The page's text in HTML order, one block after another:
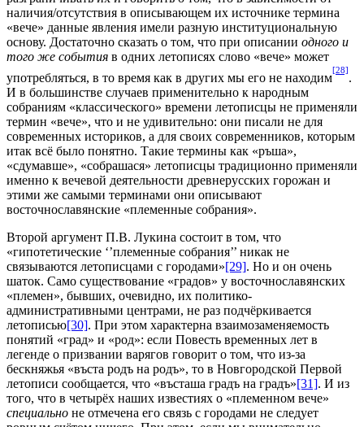
наличия/отсутствия в описывающем их источнике термина
«вече» данные явления имели разную институциональную
основу. Достаточно сказать о том, что при описании одного и
того же события в одних летописях слово «вече» может
употребляться, в то время как в других мы его не находим
[28]
.
И в большинстве случаев применительно к народным
собраниям «классического» времени летописцы не применяли
термин «вече», что и не удивительно: они писали не для
современных историков, а для своих современников, которым
итак всё было понятно. Такие термины как «ръша»,
«сдумавше», «собрашася» летописцы традиционно применяли
именно к вечевой деятельности древнерусских горожан и
этими же самыми терминами они описывают
восточнославянские «племенные собрания».
Второй аргумент П.В. Лукина состоит в том, что
«гипотетические ‘’племенные собрания’’ никак не
связываются летописцами с городами»[29]. Но и он очень
шаток. Само существование «градов» у восточнославянских
«племен», бывших, очевидно, их политико-
административными центрами, не раз подчёркивается
летописью[30]. При этом характерна взаимозаменяемость
понятий «град» и «род»: если Повесть временных лет в
легенде о призвании варягов говорит о том, что из-за
бескняжья «въста родъ на родъ», то в Новгородской Первой
летописи сообщается, что «въсташа градъ на градъ»[31]. И из
того, что в четырёх наших известиях о «племенном вече»
специально не отмечена его связь с городами не следует